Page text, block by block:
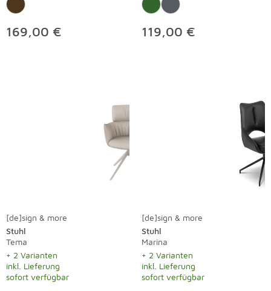
169,00 € 119,00 €
[de]sign & more
Stuhl
Tema
+ 2 Varianten
inkl. Lieferung
sofort verfügbar
[de]sign & more
Stuhl
Marina
+ 2 Varianten
inkl. Lieferung
sofort verfügbar